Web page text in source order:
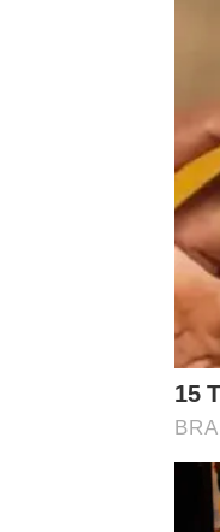
ช่วงเวลานี้ส
ประเทศไทย
Edencolors
15